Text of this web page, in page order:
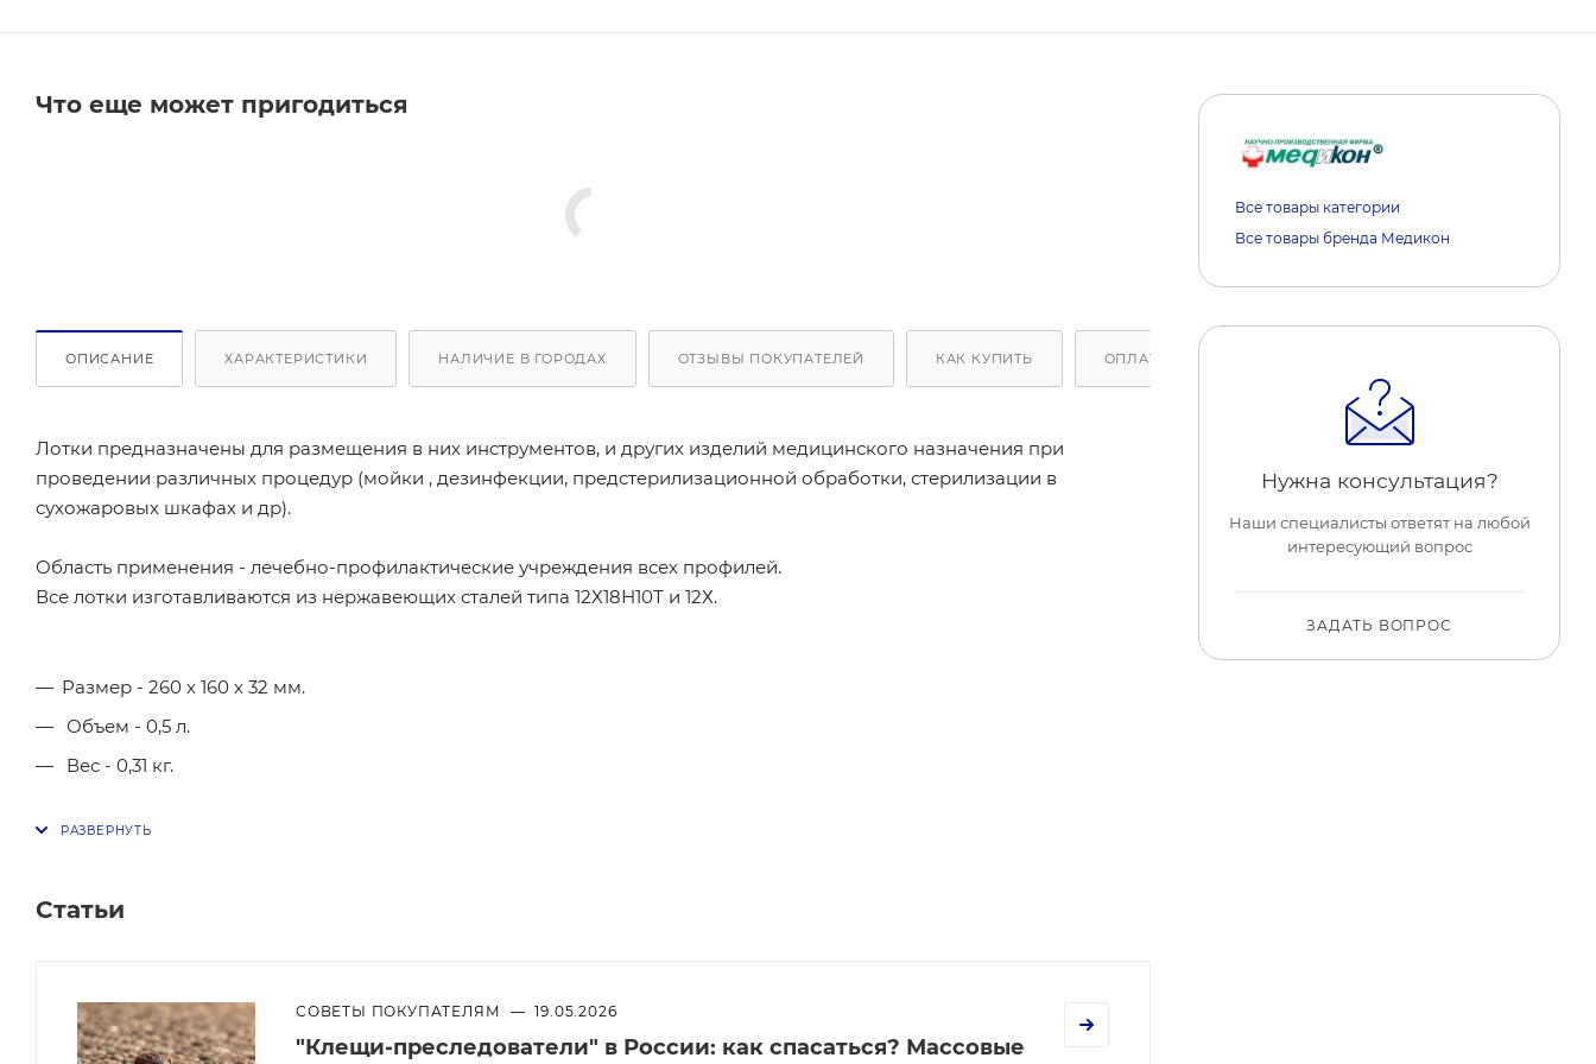
Что еще может пригодиться
ОПИСАНИЕ ХАРАКТЕРИСТИКИ НАЛИЧИЕ В ГОРОДАХ ОТЗЫВЫ ПОКУПАТЕЛЕЙ КАК КУПИТЬ ОПЛАТА
Лотки предназначены для размещения в них инструментов, и других изделий медицинского назначения при
проведении различных процедур (мойки , дезинфекции, предстерилизационной обработки, стерилизации в
сухожаровых шкафах и др).
Область применения - лечебно-профилактические учреждения всех профилей.
Все лотки изготавливаются из нержавеющих сталей типа 12Х18Н10Т и 12Х.
Размер - 260 х 160 х 32 мм.
Объем - 0,5 л.
Вес - 0,31 кг.
Статьи
СОВЕТЫ ПОКУПАТЕЛЯМ — 19.05.2026
"Клещи-преследователи" в России: как спасаться? Массовые
Все товары категории
Все товары бренда Медикон
Нужна консультация?
Наши специалисты ответят на любой
интересующий вопрос
ЗАДАТЬ ВОПРОС